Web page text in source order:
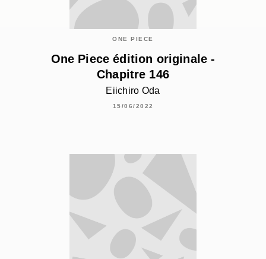
ONE PIECE
One Piece édition originale -
Chapitre 146
Eiichiro Oda
15/06/2022